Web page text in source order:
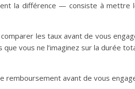
la différence — consiste à mettre
les taux avant de vous
vous ne l’imaginez sur la durée
remboursement avant de vous